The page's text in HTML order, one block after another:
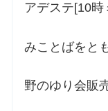
アデステ[10時
みことばをと
野のゆり会販